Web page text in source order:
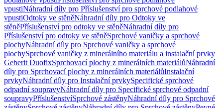
vpustiNáhradní díly pro Příslušenství pro sprchové podlahové
vpustiOdtoky ve stěněNáhradní díly pro Odtoky ve
stěněPříslušenství pro odtoky ve stěněNáhradní díly pro
Příslušenství pro odtoky ve stěněSprchové vaničky a sprchové
plochyNáhradní díly pro Sprchové vaničky a sprchové
plochySprchové vaničky z minerálního materiálu a instalační prvky
Geberit DuofixSprchovací plochy z minerálních materiálůNáhradní
díly pro Sprchovací plochy z minerálních materiálůInstalační
prvkyNáhradní díly pro Instalační prvkySpecifické sprchové
odpadní soupravyNáhradní díly pro Specifické sprchové odpadní
soupravyPříslušenstvíSprchové zástěnyNáhradní díly pro Sprchové